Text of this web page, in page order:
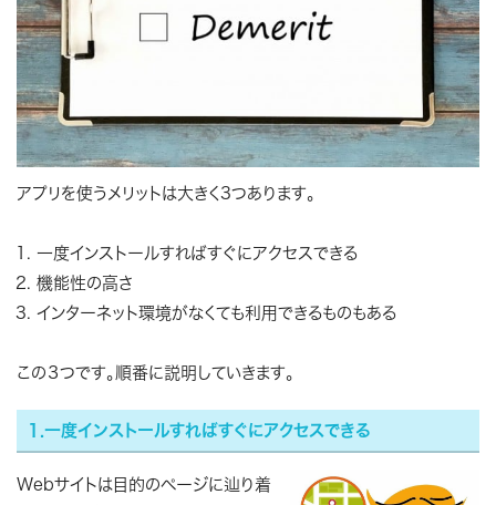
アプリを使うメリットは大きく3つあります。
一度インストールすればすぐにアクセスできる
機能性の高さ
インターネット環境がなくても利用できるものもある
この３つです。順番に説明していきます。
1.一度インストールすればすぐにアクセスできる
Webサイトは目的のページに辿り着